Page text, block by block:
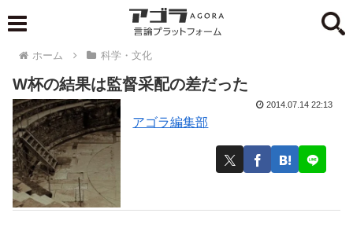
ホーム 科学・文化
W杯の結果は監督采配の差だった
アゴラ編集部
2014.07.14 22:13